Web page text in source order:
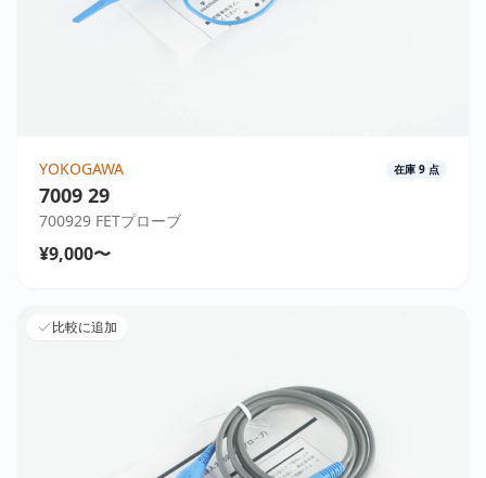
YOKOGAWA 在庫 9 点
7009 29
700929 FETプローブ
¥9,000〜
比較に追加